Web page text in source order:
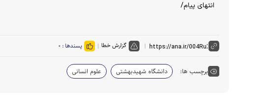
انتهای پیام/
گزارش خطا پسندها : ۰
برچسب ها: دانشگاه شهیدبهشتی علوم انسانی